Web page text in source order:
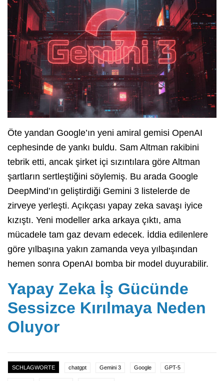
Öte yandan Google’ın yeni amiral gemisi OpenAI
cephesinde de yankı buldu. Sam Altman rakibini
tebrik etti, ancak şirket içi sızıntılara göre Altman
şartların sertleştiğini söylemiş. Bu arada Google
DeepMind’ın geliştirdiği Gemini 3 listelerde de
zirveye yerleşti. Açıkçası yapay zeka savaşı iyice
kızıştı. Yeni modeller arka arkaya çıktı, ama
mücadele tam gaz devam edecek. İddia edilenlere
göre yılbaşına yakın zamanda veya yılbaşından
hemen sonra OpenAI bomba bir model duyurabilir.
Yapay Zeka İş Gücünde
Sessizce Kırılmaya Neden
Oluyor
SCHLAGWORTE chatgpt Gemini 3 Google GPT-5